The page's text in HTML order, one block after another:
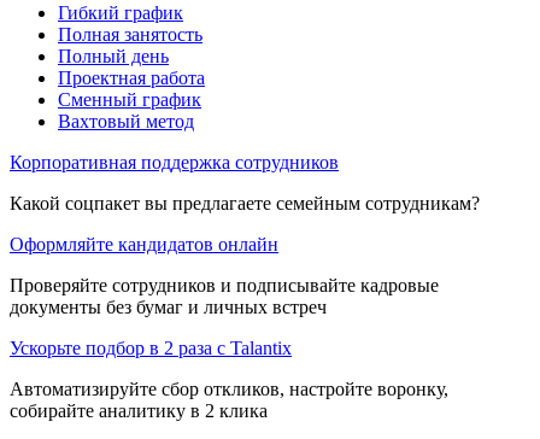
Гибкий график
Полная занятость
Полный день
Проектная работа
Сменный график
Вахтовый метод
Корпоративная поддержка сотрудников
Какой соцпакет вы предлагаете семейным сотрудникам?
Оформляйте кандидатов онлайн
Проверяйте сотрудников и подписывайте кадровые
документы без бумаг и личных встреч
Ускорьте подбор в 2 раза с Talantix
Автоматизируйте сбор откликов, настройте воронку,
собирайте аналитику в 2 клика